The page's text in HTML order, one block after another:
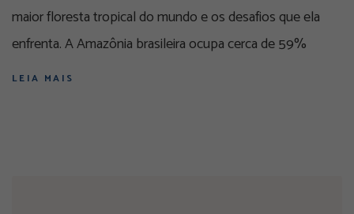
maior floresta tropical do mundo e os desafios que ela
enfrenta. A Amazônia brasileira ocupa cerca de 59%
LEIA MAIS